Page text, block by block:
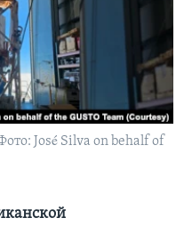
José Silva on behalf of